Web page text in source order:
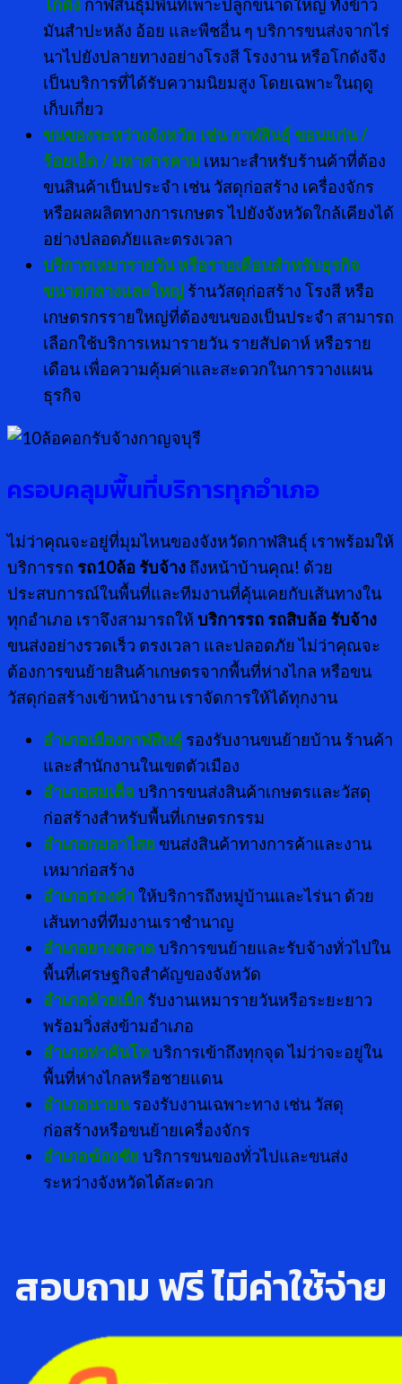
โกดัง กาฬสินธุ์มีพื้นที่เพาะปลูกขนาดใหญ่ ทั้งข้าว
มันสำปะหลัง อ้อย และพืชอื่น ๆ บริการขนส่งจากไร่
นาไปยังปลายทางอย่างโรงสี โรงงาน หรือโกดังจึง
เป็นบริการที่ได้รับความนิยมสูง โดยเฉพาะในฤดู
เก็บเกี่ยว
ขนของระหว่างจังหวัด เช่น กาฬสินธุ์ ขอนแก่น /
ร้อยเอ็ด / มหาสารคาม เหมาะสำหรับร้านค้าที่ต้อง
ขนสินค้าเป็นประจำ เช่น วัสดุก่อสร้าง เครื่องจักร
หรือผลผลิตทางการเกษตร ไปยังจังหวัดใกล้เคียงได้
อย่างปลอดภัยและตรงเวลา
บริการเหมารายวัน หรือรายเดือนสำหรับธุรกิจ
ขนาดกลางและใหญ่ ร้านวัสดุก่อสร้าง โรงสี หรือ
เกษตรกรรายใหญ่ที่ต้องขนของเป็นประจำ สามารถ
เลือกใช้บริการเหมารายวัน รายสัปดาห์ หรือราย
เดือน เพื่อความคุ้มค่าและสะดวกในการวางแผน
ธุรกิจ
ครอบคลุมพื้นที่บริการทุกอำเภอ
ไม่ว่าคุณจะอยู่ที่มุมไหนของจังหวัดกาฬสินธุ์ เราพร้อมให้
บริการรถ รถ10ล้อ รับจ้าง ถึงหน้าบ้านคุณ! ด้วย
ประสบการณ์ในพื้นที่และทีมงานที่คุ้นเคยกับเส้นทางใน
ทุกอำเภอ เราจึงสามารถให้ บริการรถ รถสิบล้อ รับจ้าง
ขนส่งอย่างรวดเร็ว ตรงเวลา และปลอดภัย ไม่ว่าคุณจะ
ต้องการขนย้ายสินค้าเกษตรจากพื้นที่ห่างไกล หรือขน
วัสดุก่อสร้างเข้าหน้างาน เราจัดการให้ได้ทุกงาน
อำเภอเมืองกาฬสินธุ์ รองรับงานขนย้ายบ้าน ร้านค้า
และสำนักงานในเขตตัวเมือง
อำเภอสมเด็จ บริการขนส่งสินค้าเกษตรและวัสดุ
ก่อสร้างสำหรับพื้นที่เกษตรกรรม
อำเภอกมลาไสย ขนส่งสินค้าทางการค้าและงาน
เหมาก่อสร้าง
อำเภอร่องคำให้บริการถึงหมู่บ้านและไร่นา ด้วย
เส้นทางที่ทีมงานเราชำนาญ
อำเภอยางตลาดบริการขนย้ายและรับจ้างทั่วไปใน
พื้นที่เศรษฐกิจสำคัญของจังหวัด
อำเภอห้วยเม็ก รับงานเหมารายวันหรือระยะยาว
พร้อมวิ่งส่งข้ามอำเภอ
อำเภอท่าคันโทบริการเข้าถึงทุกจุด ไม่ว่าจะอยู่ใน
พื้นที่ห่างไกลหรือชายแดน
อำเภอนามนรองรับงานเฉพาะทาง เช่น วัสดุ
ก่อสร้างหรือขนย้ายเครื่องจักร
อำเภอฆ้องชัย บริการขนของทั่วไปและขนส่ง
ระหว่างจังหวัดได้สะดวก
สอบถาม ฟรี ไ่มีค่าใช้จ่าย